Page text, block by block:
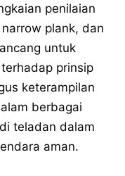
penilaian
plank, dan
untuk
prinsip
keterampilan
berbagai
teladan dalam
aman.